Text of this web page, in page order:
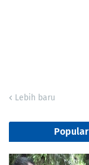
Lebih baru
Popular